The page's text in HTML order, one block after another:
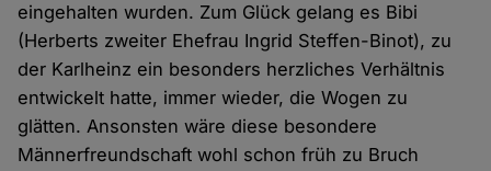
eingehalten wurden. Zum Glück gelang es Bibi
(Herberts zweiter Ehefrau Ingrid Steffen-Binot), zu
der Karlheinz ein besonders herzliches Verhältnis
entwickelt hatte, immer wieder, die Wogen zu
glätten. Ansonsten wäre diese besondere
Männerfreundschaft wohl schon früh zu Bruch